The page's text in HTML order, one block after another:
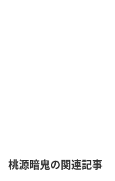
桃源暗鬼の関連記事